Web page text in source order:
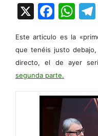
X
F
c
e
b
o
o
k
W
at
s
p
p
Este articulo es la
que tenéis justo
directo, el de ayer
segunda parte.